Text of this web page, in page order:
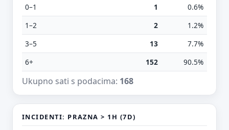
0–1 1
0.6%
1–2
2
1.2%
3–5
13
7.7%
6+
152 90.5%
Ukupno sati s podacima: 168
INCIDENTI: PRAZNA > 1H (7D)
E-mail (opcionalno)
Odustani